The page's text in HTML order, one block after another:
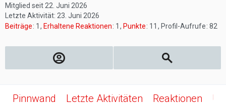
Mitglied seit 22. Juni 2026
Letzte Aktivität: 23. Juni 2026
Beiträge 1 Erhaltene Reaktionen 1 Punkte 11 Profil-Aufrufe 82
Pinnwand Letzte Aktivitäten Reaktionen